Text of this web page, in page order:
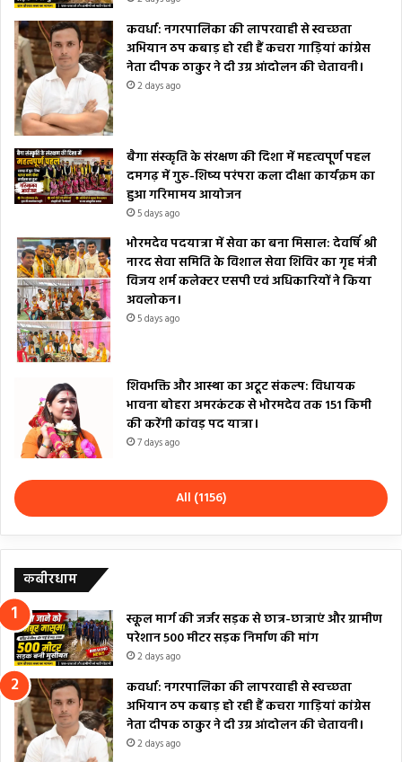
कवर्धा: नगरपालिका की लापरवाही से स्वच्छता
अभियान ठप कबाड़ हो रही हैं कचरा गाड़ियां कांग्रेस
नेता दीपक ठाकुर ने दी उग्र आंदोलन की चेतावनी।
2 days ago
बैगा संस्कृति के संरक्षण की दिशा में महत्वपूर्ण पहल
दमगढ़ में गुरु-शिष्य परंपरा कला दीक्षा कार्यक्रम का
हुआ गरिमामय आयोजन
5 days ago
भोरमदेव पदयात्रा में सेवा का बना मिसाल: देवर्षि श्री
नारद सेवा समिति के विशाल सेवा शिविर का गृह मंत्री
विजय शर्म कलेक्टर एसपी एवं अधिकारियों ने किया
अवलोकन।
5 days ago
शिवभक्ति और आस्था का अटूट संकल्प: विधायक
भावना बोहरा अमरकंटक से भोरमदेव तक 151 किमी
की करेंगी कांवड़ पद यात्रा।
7 days ago
All (1156)
कबीरधाम
स्कूल मार्ग की जर्जर सड़क से छात्र-छात्राएं और ग्रामीण
परेशान 500 मीटर सड़क निर्माण की मांग
2 days ago
कवर्धा: नगरपालिका की लापरवाही से स्वच्छता
अभियान ठप कबाड़ हो रही हैं कचरा गाड़ियां कांग्रेस
नेता दीपक ठाकुर ने दी उग्र आंदोलन की चेतावनी।
2 days ago